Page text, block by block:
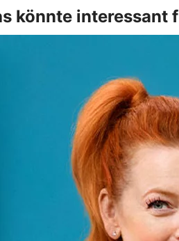
könnte interessant